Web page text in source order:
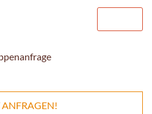
ANFRAGEN!